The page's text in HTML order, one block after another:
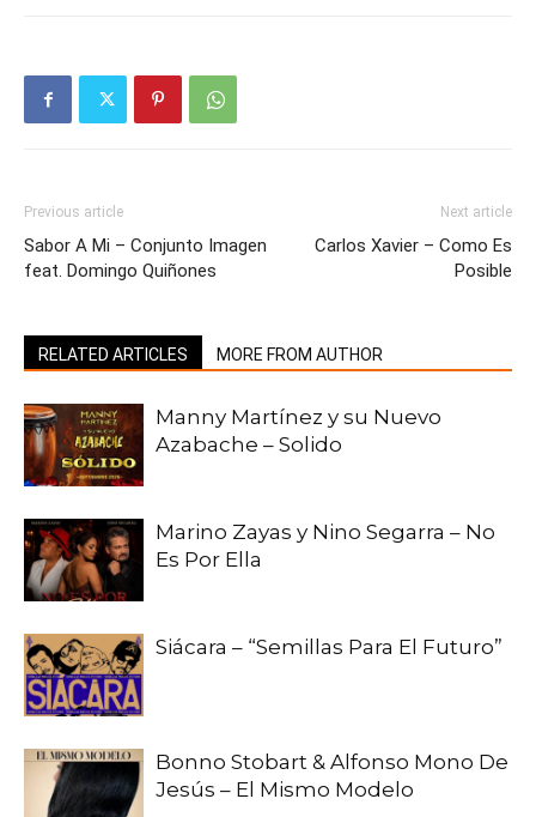
Previous article
Sabor A Mi – Conjunto Imagen
feat. Domingo Quiñones
Next article
Carlos Xavier – Como Es
Posible
RELATED ARTICLES MORE FROM AUTHOR
Manny Martínez y su Nuevo
Azabache – Solido
Marino Zayas y Nino Segarra – No
Es Por Ella
Siácara – “Semillas Para El Futuro”
Bonno Stobart & Alfonso Mono De
Jesús – El Mismo Modelo